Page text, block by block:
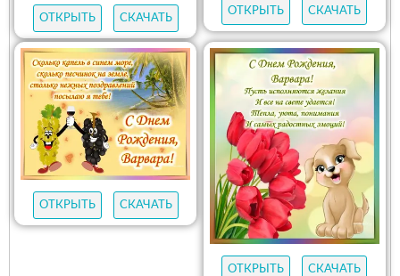
ОТКРЫТЬ СКАЧАТЬ
ОТКРЫТЬ СКАЧАТЬ
ОТКРЫТЬ СКАЧАТЬ
ОТКРЫТЬ СКАЧАТЬ